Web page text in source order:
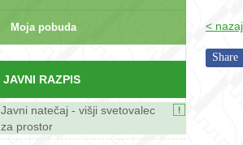
Moja pobuda
JAVNI RAZPIS
Javni natečaj - višji svetovalec
za prostor
<
Share